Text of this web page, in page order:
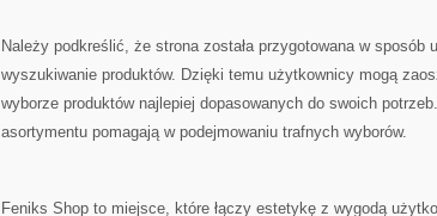
Należy podkreślić, że strona została przygotowana w sposób
wyszukiwanie produktów. Dzięki temu użytkownicy mogą
wyborze produktów najlepiej dopasowanych do swoich
asortymentu pomagają w podejmowaniu trafnych wyborów.
Feniks Shop to miejsce, które łączy estetykę z wygodą